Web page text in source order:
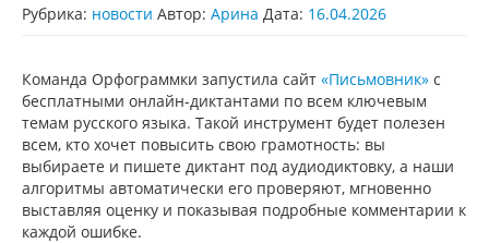
Рубрика: новости Автор: Арина Дата: 16.04.2026
Команда Орфограммки запустила сайт «Письмовник» с
бесплатными онлайн-диктантами по всем ключевым
темам русского языка. Такой инструмент будет полезен
всем, кто хочет повысить свою грамотность: вы
выбираете и пишете диктант под аудиодиктовку, а наши
алгоритмы автоматически его проверяют, мгновенно
выставляя оценку и показывая подробные комментарии к
каждой ошибке.